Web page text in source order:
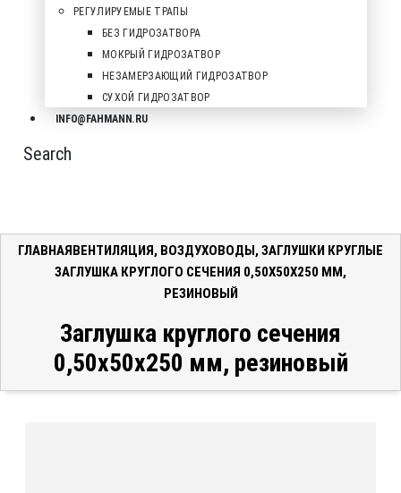
РЕГУЛИРУЕМЫЕ ТРАПЫ
БЕЗ ГИДРОЗАТВОРА
МОКРЫЙ ГИДРОЗАТВОР
НЕЗАМЕРЗАЮЩИЙ ГИДРОЗАТВОР
СУХОЙ ГИДРОЗАТВОР
INFO@FAHMANN.RU
Search
ГЛАВНАЯВЕНТИЛЯЦИЯ, ВОЗДУХОВОДЫ,ЗАГЛУШКИ КРУГЛЫЕ
ЗАГЛУШКА КРУГЛОГО СЕЧЕНИЯ 0,50X50X250 ММ,
РЕЗИНОВЫЙ
Заглушка круглого сечения
0,50x50x250 мм, резиновый